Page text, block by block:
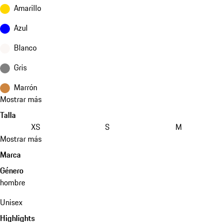
Amarillo
Azul
Blanco
Gris
Marrón
Mostrar más
Talla
XS
S
M
Mostrar más
Marca
Género
hombre
Unisex
Highlights